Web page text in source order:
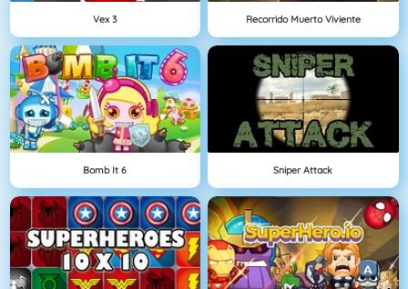
Vex 3 Recorrido Muerto Viviente
Bomb It 6 Sniper Attack